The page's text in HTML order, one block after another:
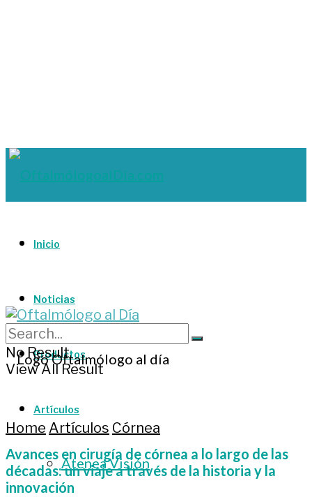
Inicio
Noticias
Productos
Artículos
Atenea Visión
No Result
View All Result
Home Artículos Córnea
Avances en cirugía de córnea a lo largo de las
décadas: un viaje a través de la historia y la
innovación